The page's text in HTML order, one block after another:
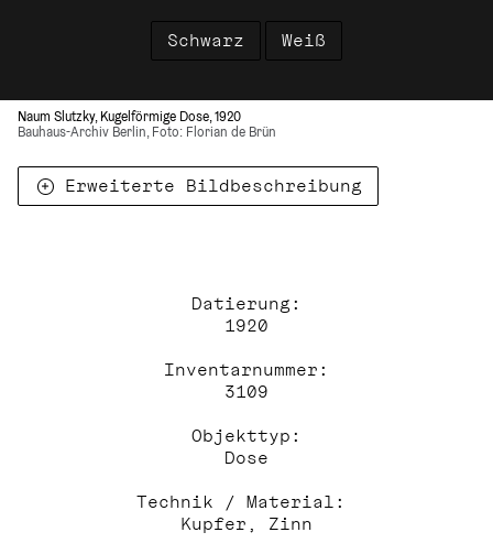
Schwarz Weiß
Naum Slutzky, Kugelförmige Dose, 1920
Bauhaus-Archiv Berlin, Foto: Florian de Brün
Erweiterte Bildbeschreibung
Datierung:
1920
Inventarnummer:
3109
Objekttyp:
Dose
Technik / Material:
Kupfer, Zinn